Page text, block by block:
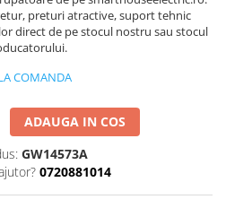
preturi atractive, suport tehnic
direct de pe stocul nostru sau stocul
COMANDA
ADAUGA IN COS
GW14573A
0720881014